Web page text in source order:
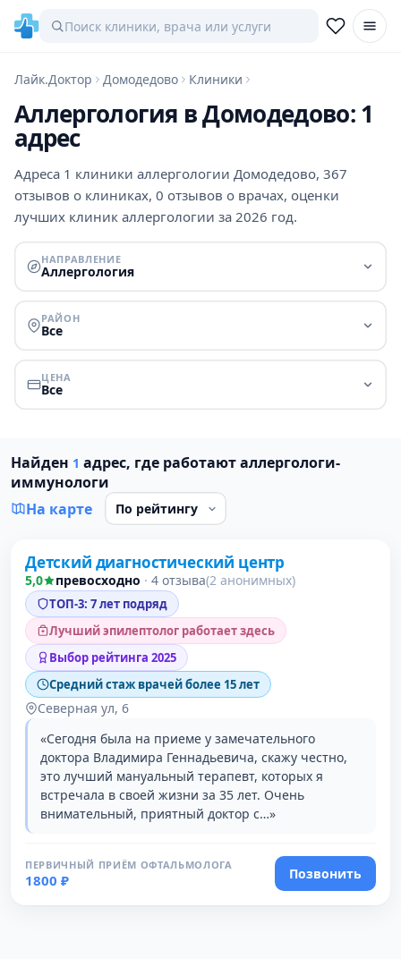
Лайк.Доктор Домодедово Клиники
Аллергология в Домодедово: 1
адрес
Адреса 1 клиники аллергологии Домодедово, 367
отзывов о клиниках, 0 отзывов о врачах, оценки
лучших клиник аллергологии за 2026 год.
НАПРАВЛЕНИЕ
Аллергология
РАЙОН
Все
ЦЕНА
Все
Найден 1 адрес, где работают аллергологи-
иммунологи
На карте
Проверено давно
1 место в рейтинге
Детский диагностический центр
5,0 превосходно · 4 отзыва(2 анонимных)
ТОП-3: 7 лет подряд
Лучший эпилептолог работает здесь
Выбор рейтинга 2025
Средний стаж врачей более 15 лет
Северная ул, 6
«Сегодня была на приеме у замечательного
доктора Владимира Геннадьевича, скажу честно,
это лучший мануальный терапевт, которых я
встречала в своей жизни за 35 лет. Очень
внимательный, приятный доктор с…»
ПЕРВИЧНЫЙ ПРИЁМ ОФТАЛЬМОЛОГА
1800 ₽ Позвонить